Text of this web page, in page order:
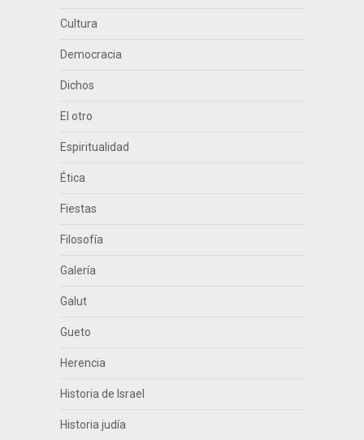
Cultura
Democracia
Dichos
El otro
Espiritualidad
Ética
Fiestas
Filosofía
Galería
Galut
Gueto
Herencia
Historia de Israel
Historia judía